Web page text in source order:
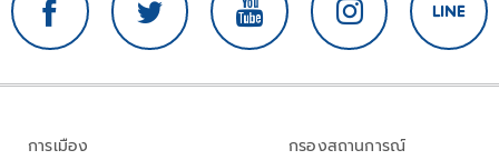
การเมือง
กรองสถานการณ์